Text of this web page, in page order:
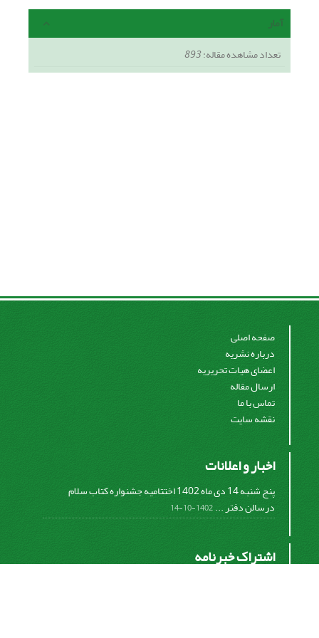
آمار
تعداد مشاهده مقاله:893
صفحه اصلی
درباره نشریه
اعضای هیات تحریریه
ارسال مقاله
تماس با ما
نقشه سایت
اخبار و اعلانات
پنج شنبه 14 دی ماه 1402 اختتامیه جشنواره کتاب سلام
درسالن دفتر ...1402-10-14
اشتراک خبرنامه